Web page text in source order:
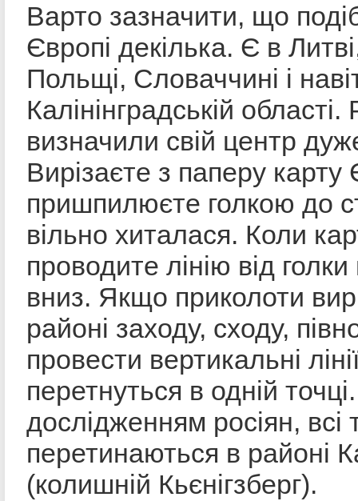
Варто зазначити, що
Європі декілька. Є в
Польщі, Словаччині і
Калінінградській області.
визначили свій центр
Вирізаєте з паперу карту
пришпилюєте голкою до
вільно хиталася. Коли
проводите лінію від
вниз. Якщо приколоти
районі заходу, сходу,
провести вертикальні
перетнуться в одній
дослідженням росіян, всі
перетинаються в районі
(колишній Кьєнігзберг).